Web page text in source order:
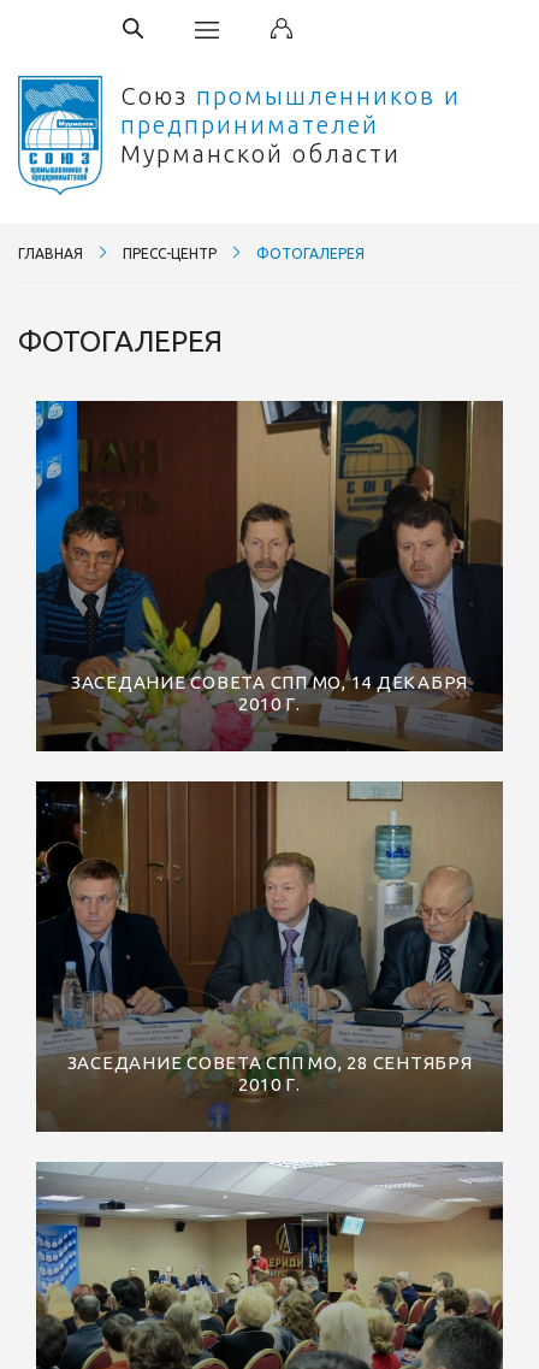
Союз промышленников и
предпринимателей
Мурманской области
ГЛАВНАЯ ПРЕСС-ЦЕНТР ФОТОГАЛЕРЕЯ
ФОТОГАЛЕРЕЯ
ЗАСЕДАНИЕ СОВЕТА СПП МО, 14 ДЕКАБРЯ
2010 Г.
ЗАСЕДАНИЕ СОВЕТА СПП МО, 28 СЕНТЯБРЯ
2010 Г.